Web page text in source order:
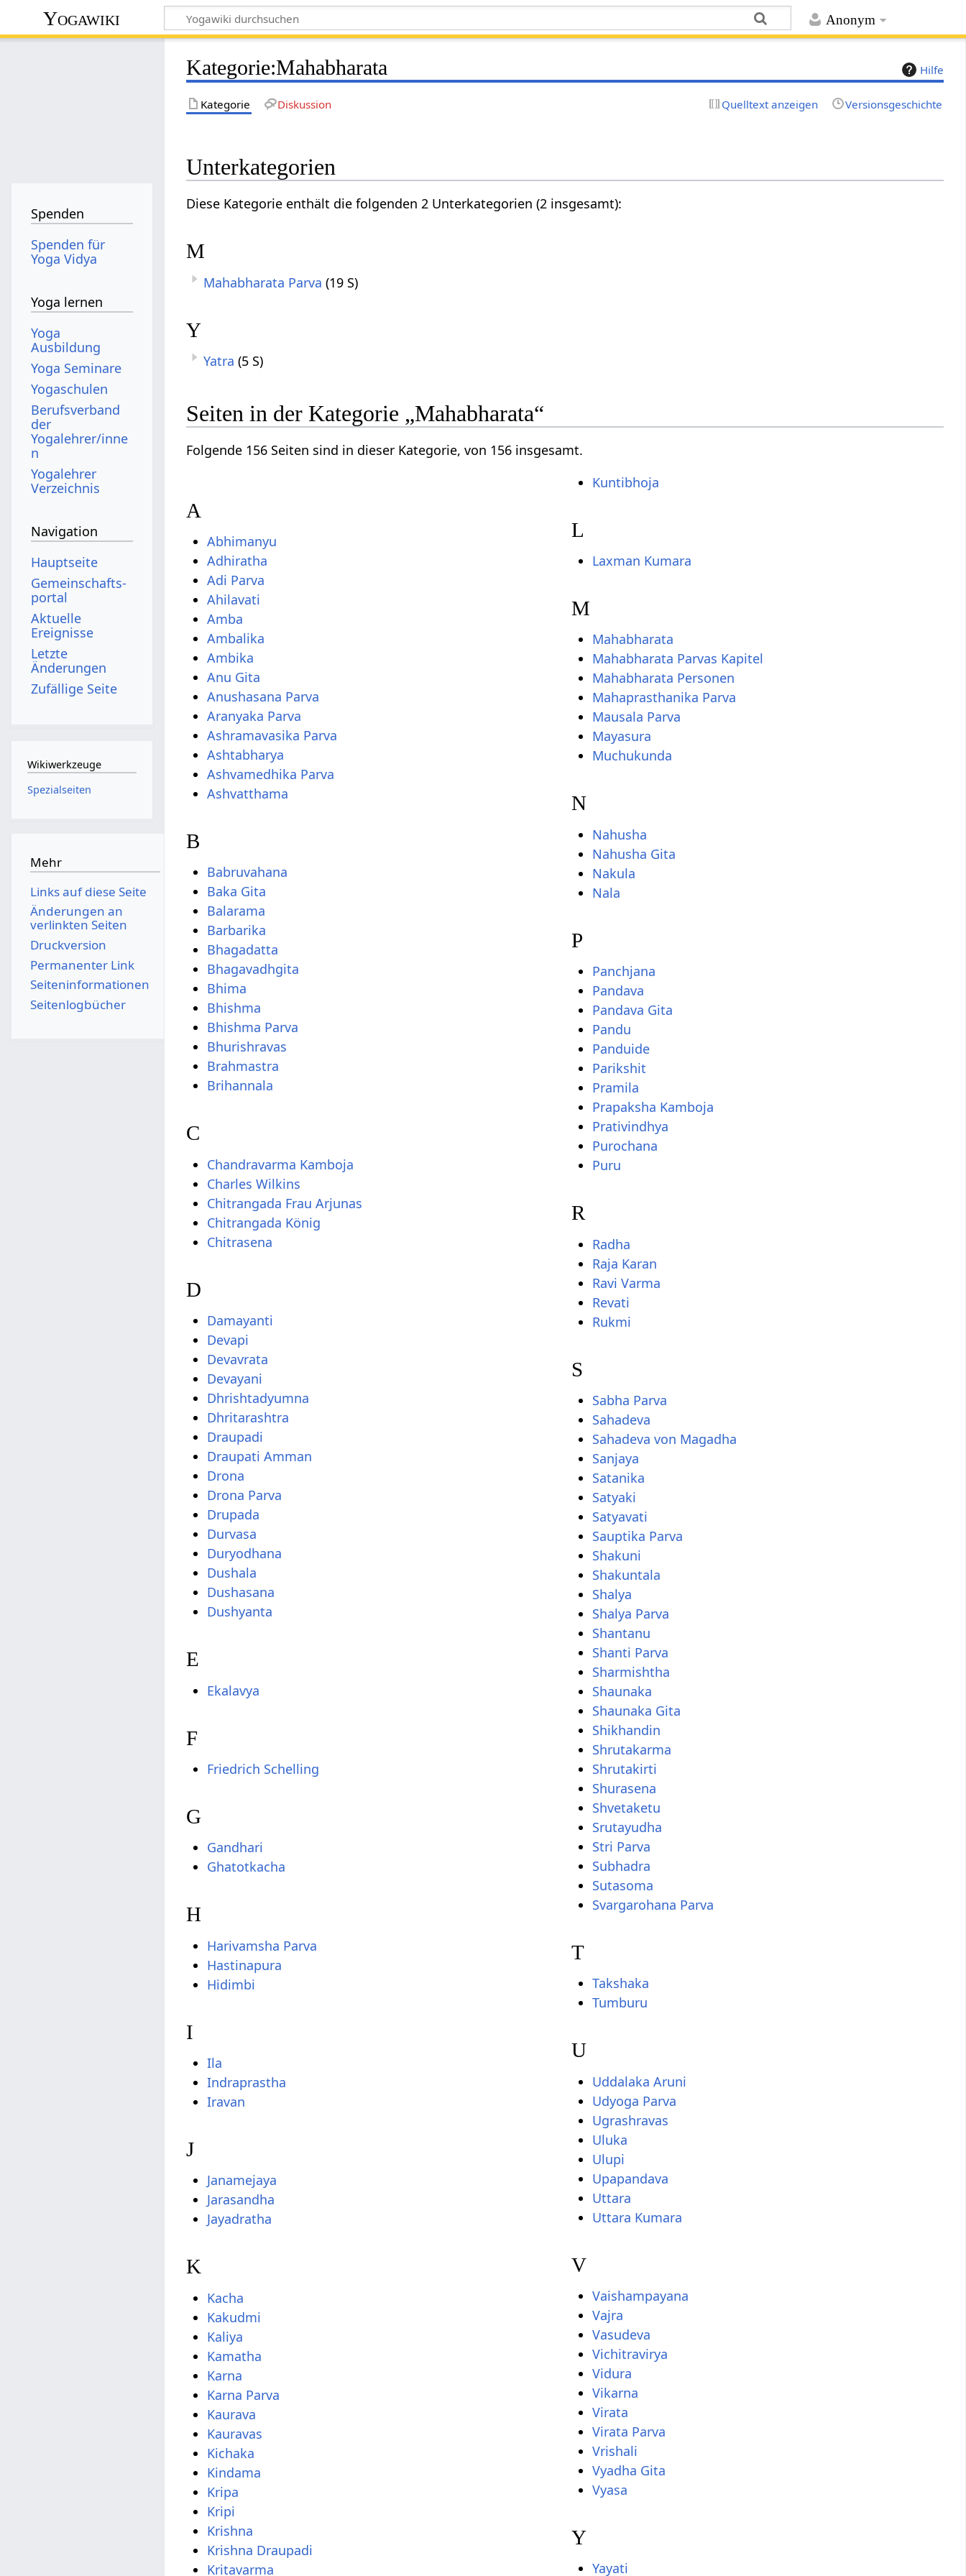
Anonym
Yogawiki
Hilfe
Kategorie:Mahabharata
Kategorie Diskussion Quelltext anzeigen Versionsgeschichte
Unterkategorien
Diese Kategorie enthält die folgenden 2 Unterkategorien (2 insgesamt):
M
Mahabharata Parva (19 S)
Y
Yatra (5 S)
Seiten in der Kategorie „Mahabharata“
Folgende 156 Seiten sind in dieser Kategorie, von 156 insgesamt.
A
Abhimanyu
Adhiratha
Adi Parva
Ahilavati
Amba
Ambalika
Ambika
Anu Gita
Anushasana Parva
Aranyaka Parva
Ashramavasika Parva
Ashtabharya
Ashvamedhika Parva
Ashvatthama
B
Babruvahana
Baka Gita
Balarama
Barbarika
Bhagadatta
Bhagavadhgita
Bhima
Bhishma
Bhishma Parva
Bhurishravas
Brahmastra
Brihannala
C
Chandravarma Kamboja
Charles Wilkins
Chitrangada Frau Arjunas
Chitrangada König
Chitrasena
D
Damayanti
Devapi
Devavrata
Devayani
Dhrishtadyumna
Dhritarashtra
Draupadi
Draupati Amman
Drona
Drona Parva
Drupada
Durvasa
Duryodhana
Dushala
Dushasana
Dushyanta
E
Ekalavya
F
Friedrich Schelling
G
Gandhari
Ghatotkacha
H
Harivamsha Parva
Hastinapura
Hidimbi
I
Ila
Indraprastha
Iravan
J
Janamejaya
Jarasandha
Jayadratha
K
Kacha
Kakudmi
Kaliya
Kamatha
Karna
Karna Parva
Kaurava
Kauravas
Kichaka
Kindama
Kripa
Kripi
Krishna
Krishna Draupadi
Kritavarma
Kuntibhoja
L
Laxman Kumara
M
Mahabharata
Mahabharata Parvas Kapitel
Mahabharata Personen
Mahaprasthanika Parva
Mausala Parva
Mayasura
Muchukunda
N
Nahusha
Nahusha Gita
Nakula
Nala
P
Panchjana
Pandava
Pandava Gita
Pandu
Panduide
Parikshit
Pramila
Prapaksha Kamboja
Prativindhya
Purochana
Puru
R
Radha
Raja Karan
Ravi Varma
Revati
Rukmi
S
Sabha Parva
Sahadeva
Sahadeva von Magadha
Sanjaya
Satanika
Satyaki
Satyavati
Sauptika Parva
Shakuni
Shakuntala
Shalya
Shalya Parva
Shantanu
Shanti Parva
Sharmishtha
Shaunaka
Shaunaka Gita
Shikhandin
Shrutakarma
Shrutakirti
Shurasena
Shvetaketu
Srutayudha
Stri Parva
Subhadra
Sutasoma
Svargarohana Parva
T
Takshaka
Tumburu
U
Uddalaka Aruni
Udyoga Parva
Ugrashravas
Uluka
Ulupi
Upapandava
Uttara
Uttara Kumara
V
Vaishampayana
Vajra
Vasudeva
Vichitravirya
Vidura
Vikarna
Virata
Virata Parva
Vrishali
Vyadha Gita
Vyasa
Y
Yayati
Spenden
Spenden für
Yoga Vidya
Yoga lernen
Yoga
Ausbildung
Yoga Seminare
Yogaschulen
Berufsverband
der
Yogalehrer/inne
n
Yogalehrer
Verzeichnis
Navigation
Hauptseite
Gemeinschafts­
portal
Aktuelle
Ereignisse
Letzte
Änderungen
Zufällige Seite
Wikiwerkzeuge
Spezialseiten
Mehr
Links auf diese Seite
Änderungen an
verlinkten Seiten
Druckversion
Permanenter Link
Seiten­­informationen
Seitenlogbücher